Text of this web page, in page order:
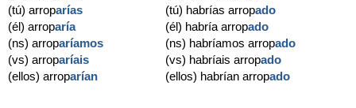
(tú) arroparías
(él) arroparía
(ns) arroparíamos
(vs) arroparíais
(ellos) arroparían
(tú) habrías arropado
(él) habría arropado
(ns) habríamos arropado
(vs) habríais arropado
(ellos) habrían arropado